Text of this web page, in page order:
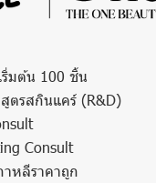
มต้น 100 ชิ้น
ตรสกินแคร์ (R&D)
Consult
หลีราคาถูก